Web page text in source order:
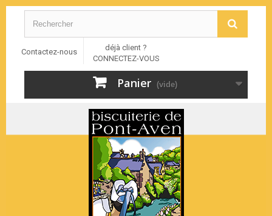
Contactez-nous
déjà client ?
CONNECTEZ-VOUS
Panier (vide)